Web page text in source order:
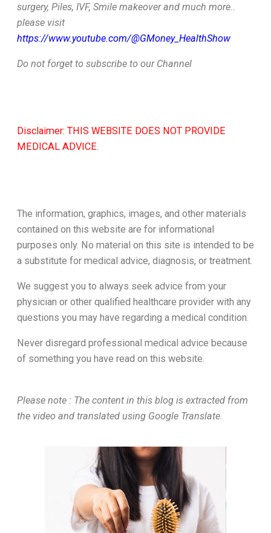
surgery, Piles, IVF, Smile makeover and much more..
please visit
https://www.youtube.com/@GMoney_HealthShow
Do not forget to subscribe to our Channel
Disclaimer: THIS WEBSITE DOES NOT PROVIDE
MEDICAL ADVICE.
The information, graphics, images, and other materials
contained on this website are for informational
purposes only. No material on this site is intended to be
a substitute for medical advice, diagnosis, or treatment.
We suggest you to always seek advice from your
physician or other qualified healthcare provider with any
questions you may have regarding a medical condition.
Never disregard professional medical advice because
of something you have read on this website.
Please note : The content in this blog is extracted from
the video and translated using Google Translate.